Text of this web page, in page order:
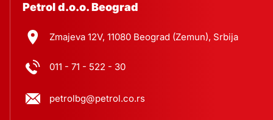
Petrol d.o.o. Beograd
Zmajeva 12V, 11080 Beograd (Zemun), Srbija
011 - 71 - 522 - 30
petrolbg@petrol.co.rs